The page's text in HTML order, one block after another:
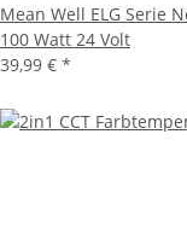
Mean Well ELG Serie
100 Watt 24 Volt
39,99 € *